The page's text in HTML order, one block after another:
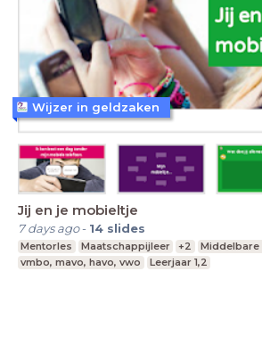
Jij en je mobieltje
7 days ago- 14 slides
Mentorles Maatschappijleer +2
Middelbare
vmbo, mavo, havo, vwo
Leerjaar 1,2
Wijzer in geldzaken